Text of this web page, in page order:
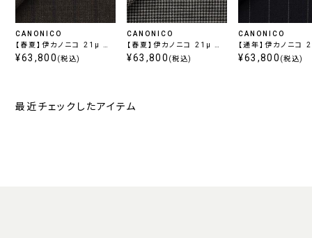
CANONICO
【春夏】伊カノニコ 21μ ラ
スティックトロピカル ブラ
¥63,800 (税込)
CANONICO
【春夏】伊カノニコ 21μ ラ
スティックトロピカル
¥63,800 (税込)
CANONICO
【通年】伊カノニコ 21μ プ
リュネル ネイビース
¥63,800 (税込)
最近チェックしたアイテム